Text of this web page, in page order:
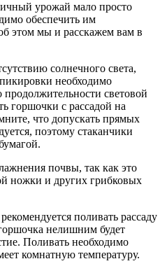
урожай мало просто
обеспечить им
этом мы и расскажем вам в
солнечного света,
необходимо
световой
горшочки с рассадой на
что допускать прямых
поэтому стаканчики
почвы, так как это
ножки и других грибковых
поливать рассаду
нелишним будет
Поливать необходимо
комнатную температуру.